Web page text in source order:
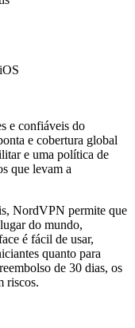
e confiáveis do
e cobertura global
e uma política de
que levam a
NordVPN permite que
do mundo,
é fácil de usar,
quanto para
de 30 dias, os
riscos.